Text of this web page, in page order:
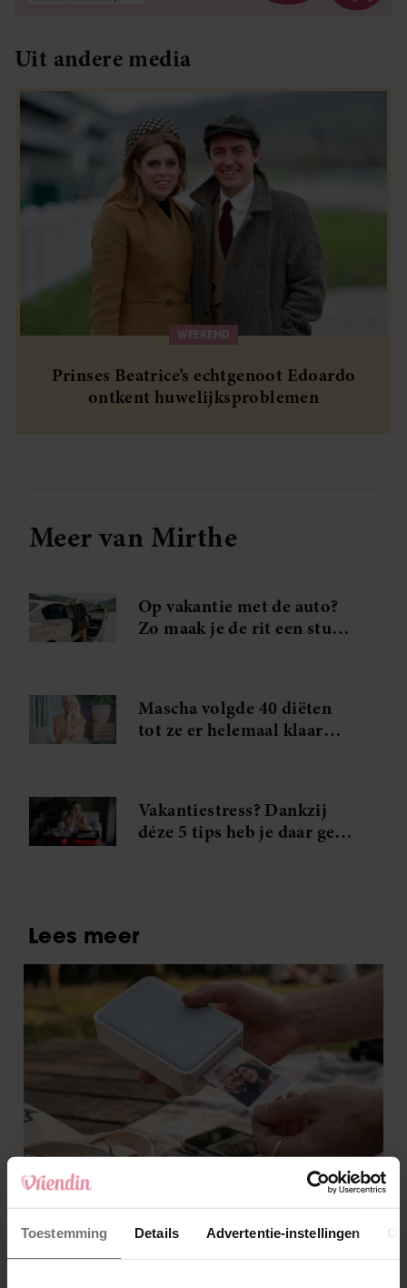
Toestemming Details Advertentie-instellingen
Uit andere media
WEEKEND
Prinses Beatrice’s echtgenoot Edoardo
ontkent huwelijksproblemen
Meer van Mirthe
Op vakantie met de auto?
Zo maak je de rit een stuk
Mascha volgde 40 diëten
tot ze er helemaal klaar
Vakantiestress? Dankzij
déze 5 tips heb je daar geen